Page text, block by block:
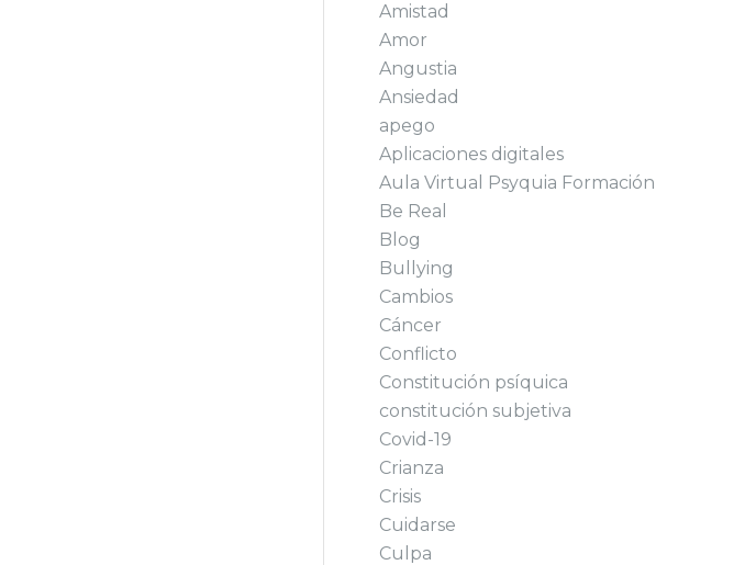
Amistad
Amor
Angustia
Ansiedad
apego
Aplicaciones digitales
Aula Virtual Psyquia Formación
Be Real
Blog
Bullying
Cambios
Cáncer
Conflicto
Constitución psíquica
constitución subjetiva
Covid-19
Crianza
Crisis
Cuidarse
Culpa